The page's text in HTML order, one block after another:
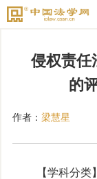
侵权责任
的
作者： 梁慧星
【学科分